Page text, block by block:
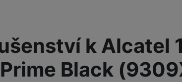
Televize
Příslušenství
k Alcatel
Black